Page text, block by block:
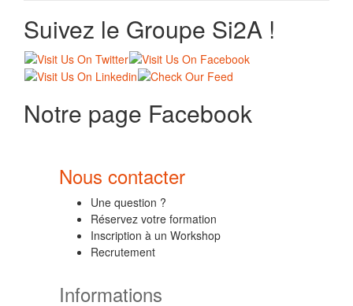
Suivez le Groupe Si2A !
Notre page Facebook
Nous contacter
Une question ?
Réservez votre formation
Inscription à un Workshop
Recrutement
Informations